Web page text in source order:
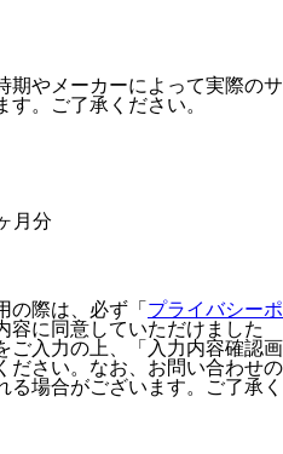
やメーカーによって実際のサ
。ご了承ください。
月分
の際は、必ず「 プライバシーポ
容に同意していただけました
ご入力の上、「入力内容確認画
ださい。なお、お問い合わせの
場合がございます。ご了承く